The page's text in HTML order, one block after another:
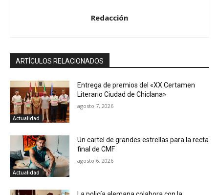
Redacción
ARTÍCULOS RELACIONADOS
Actualidad
Entrega de premios del «XX Certamen
Literario Ciudad de Chiclana»
agosto 7, 2026
Actualidad
Un cartel de grandes estrellas para la recta
final de CMF
agosto 6, 2026